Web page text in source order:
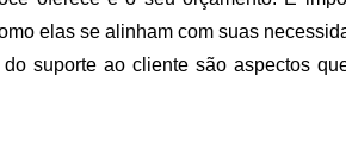
elas se alinham com suas
suporte ao cliente são aspectos